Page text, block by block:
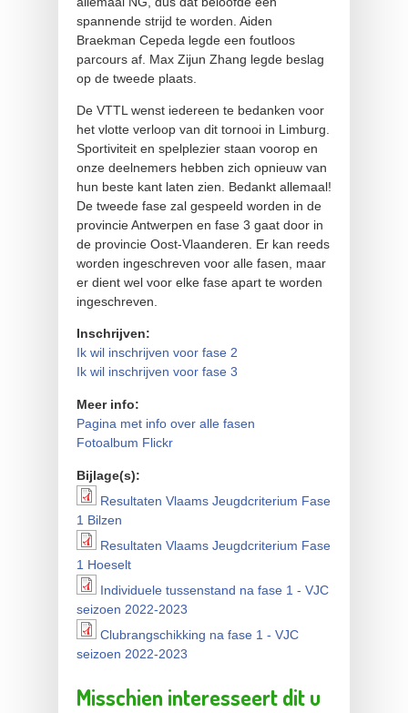
spannende strijd te worden. Aiden
Braekman Cepeda legde een foutloos
parcours af. Max Zijun Zhang legde beslag
op de tweede plaats.
De VTTL wenst iedereen te bedanken voor
het vlotte verloop van dit tornooi in Limburg.
Sportiviteit en spelplezier staan voorop en
onze deelnemers hebben zich opnieuw van
hun beste kant laten zien. Bedankt allemaal!
De tweede fase zal gespeeld worden in de
provincie Antwerpen en fase 3 gaat door in
de provincie Oost-Vlaanderen. Er kan reeds
worden ingeschreven voor alle fasen, maar
er dient wel voor elke fase apart te worden
ingeschreven.
Inschrijven:
Ik wil inschrijven voor fase 2
Ik wil inschrijven voor fase 3
Meer info:
Pagina met info over alle fasen
Fotoalbum Flickr
Bijlage(s):
Resultaten Vlaams
Jeugdcriterium Fase 1 Bilzen
Resultaten Vlaams Jeugdcriterium Fase
1 Bilzen
Resultaten Vlaams
Jeugdcriterium Fase 1
Hoeselt
Resultaten Vlaams Jeugdcriterium Fase
1 Hoeselt
Individuele tussenstand na
fase 1 - VJC seizoen 2022-
2023
Individuele tussenstand na fase 1 - VJC
seizoen 2022-2023
Clubrangschikking na fase 1
- VJC seizoen 2022-2023
Clubrangschikking na fase 1 - VJC
seizoen 2022-2023
Misschien interesseert dit u